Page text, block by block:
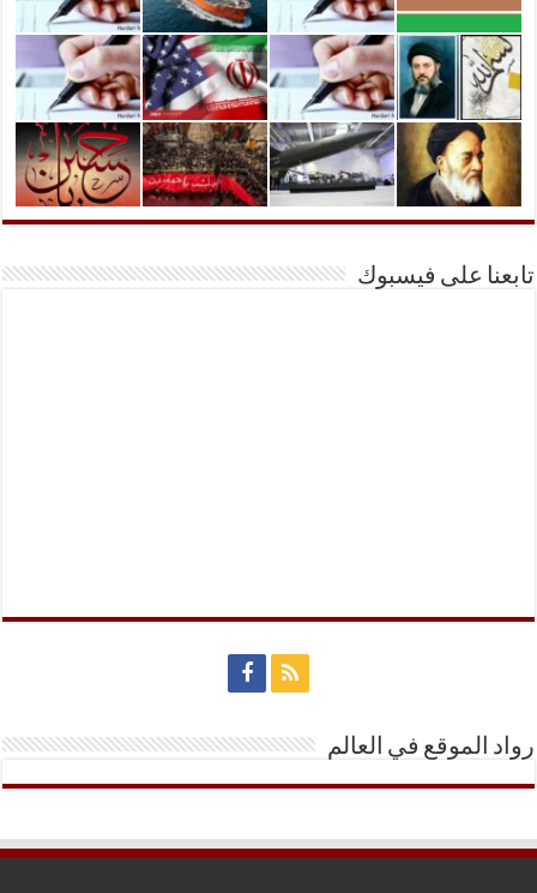
تابعنا على فيسبوك
رواد الموقع في العالم